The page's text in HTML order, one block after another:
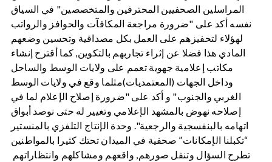
المراسلين الصحفيين المحترفين والمتخصصين" في السياق
نفسه أكد على "ضرورة مراجعة المكافآت والحوافز والرواتب
لهؤلاء لتحفيزهم على العمل بكل مصداقية وتحسين وضعهم
المادي هذا فضلا عن إثراء تجاربهم بالتكوين, كما أقترح إنشاء
مكاتب إعلامية جهوية تعمم على ولايات الوسط والساحل
وداخل الجهات (المعتمديات)مثلما وقع في ولايات الوسط
الغربي والجنوب" و أكد على "ضرورة إصلاح الإعلام لما في
إصلاحه نهوض بالمشهد الإعلامي وتغيير له حتى نوصد أبواق
اتهامه بالبنفسجية والرجعية". وحدة الإنتاج التلفزي بالمنستير
“تكبلنا الإمكانات” صحفية في الميدان تحتك كثيرا بالمواطنين
تطرح السؤال وتنقل صورهم, واقعهم ومشاكلهم وانتظاراتهم